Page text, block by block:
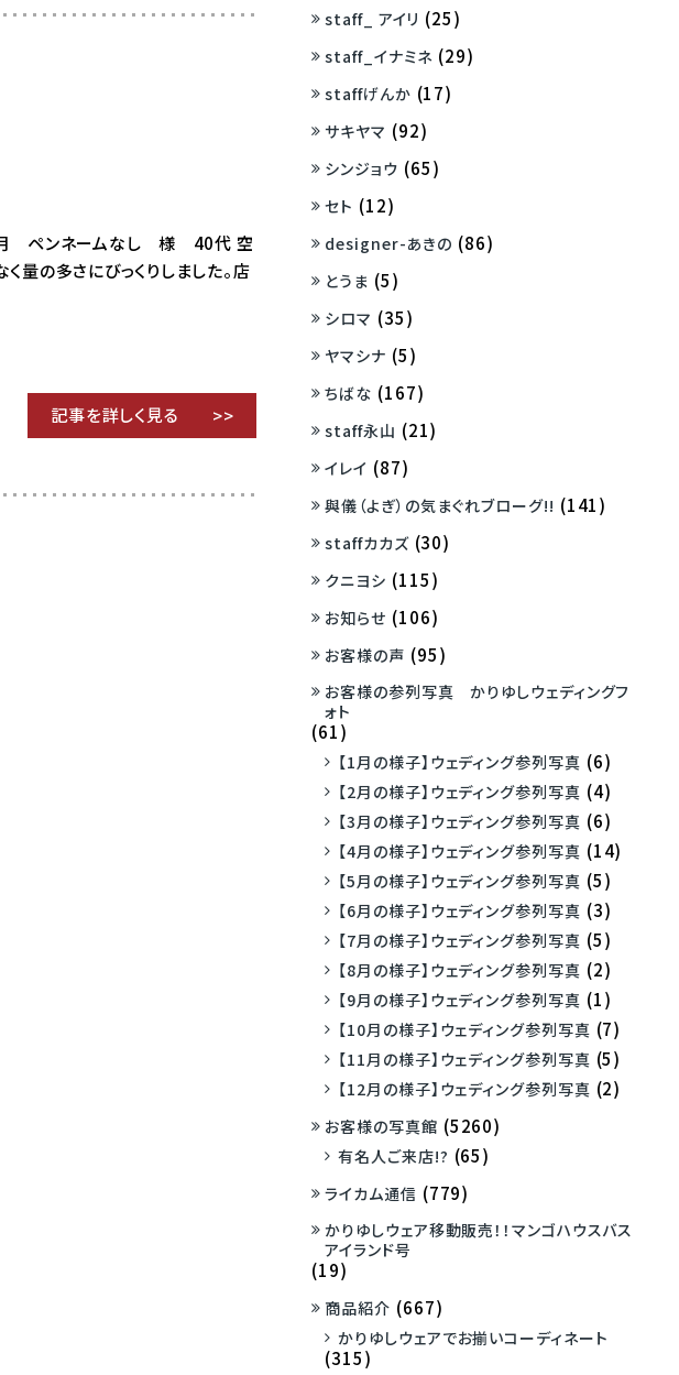
月 ペンネームなし 様 40代 空
量の多さにびっくりしました。店
記事を詳しく見る
staff_ アイリ (25)
staff_イナミネ (29)
staffげんか (17)
サキヤマ (92)
シンジョウ (65)
セト (12)
designer-あきの (86)
とうま (5)
シロマ (35)
ヤマシナ (5)
ちばな (167)
staff永山 (21)
イレイ (87)
與儀（よぎ）の気まぐれブローグ!! (141)
staffカカズ (30)
クニヨシ (115)
お知らせ (106)
お客様の声 (95)
お客様の参列写真 かりゆしウェディングフ
ォト
(61)
【1月の様子】ウェディング参列写真 (6)
【2月の様子】ウェディング参列写真 (4)
【3月の様子】ウェディング参列写真 (6)
【4月の様子】ウェディング参列写真 (14)
【5月の様子】ウェディング参列写真 (5)
【6月の様子】ウェディング参列写真 (3)
【7月の様子】ウェディング参列写真 (5)
【8月の様子】ウェディング参列写真 (2)
【9月の様子】ウェディング参列写真 (1)
【10月の様子】ウェディング参列写真 (7)
【11月の様子】ウェディング参列写真 (5)
【12月の様子】ウェディング参列写真 (2)
お客様の写真館 (5260)
有名人ご来店!? (65)
ライカム通信 (779)
かりゆしウェア移動販売！！マンゴハウスバス
アイランド号
(19)
商品紹介 (667)
かりゆしウェアでお揃いコーディネート
(315)